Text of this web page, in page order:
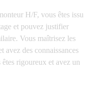
H/F, vous êtes issu
et pouvez justifier
Vous maîtrisez les
avez des connaissances
êtes rigoureux et avez un